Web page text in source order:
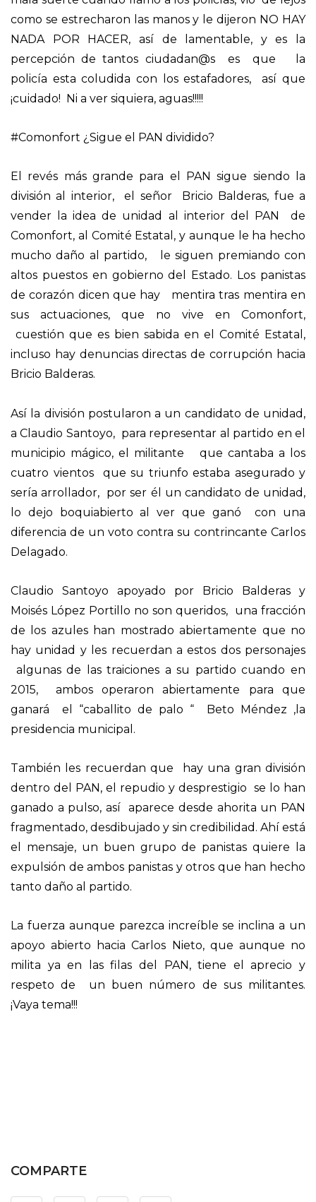
como se estrecharon las manos y le dijeron NO HAY
NADA POR HACER, así de lamentable, y es la
percepción de tantos ciudadan@s es que la
policía esta coludida con los estafadores, así que
¡cuidado! Ni a ver siquiera, aguas!!!!!
#Comonfort ¿Sigue el PAN dividido?
El revés más grande para el PAN sigue siendo la
división al interior, el señor Bricio Balderas, fue a
vender la idea de unidad al interior del PAN de
Comonfort, al Comité Estatal, y aunque le ha hecho
mucho daño al partido, le siguen premiando con
altos puestos en gobierno del Estado. Los panistas
de corazón dicen que hay mentira tras mentira en
sus actuaciones, que no vive en Comonfort,
cuestión que es bien sabida en el Comité Estatal,
incluso hay denuncias directas de corrupción hacia
Bricio Balderas.
Así la división postularon a un candidato de unidad,
a Claudio Santoyo, para representar al partido en el
municipio mágico, el militante que cantaba a los
cuatro vientos que su triunfo estaba asegurado y
sería arrollador, por ser él un candidato de unidad,
lo dejo boquiabierto al ver que ganó con una
diferencia de un voto contra su contrincante Carlos
Delagado.
Claudio Santoyo apoyado por Bricio Balderas y
Moisés López Portillo no son queridos, una fracción
de los azules han mostrado abiertamente que no
hay unidad y les recuerdan a estos dos personajes
algunas de las traiciones a su partido cuando en
2015, ambos operaron abiertamente para que
ganará el “caballito de palo “ Beto Méndez ,la
presidencia municipal.
También les recuerdan que hay una gran división
dentro del PAN, el repudio y desprestigio se lo han
ganado a pulso, así aparece desde ahorita un PAN
fragmentado, desdibujado y sin credibilidad. Ahí está
el mensaje, un buen grupo de panistas quiere la
expulsión de ambos panistas y otros que han hecho
tanto daño al partido.
La fuerza aunque parezca increíble se inclina a un
apoyo abierto hacia Carlos Nieto, que aunque no
milita ya en las filas del PAN, tiene el aprecio y
respeto de un buen número de sus militantes.
¡Vaya tema!!!
COMPARTE